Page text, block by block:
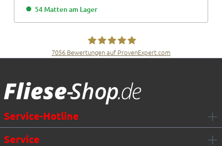
54 Matten am Lager
7056 Bewertungen auf ProvenExpert.com
Service-Hotline
Service